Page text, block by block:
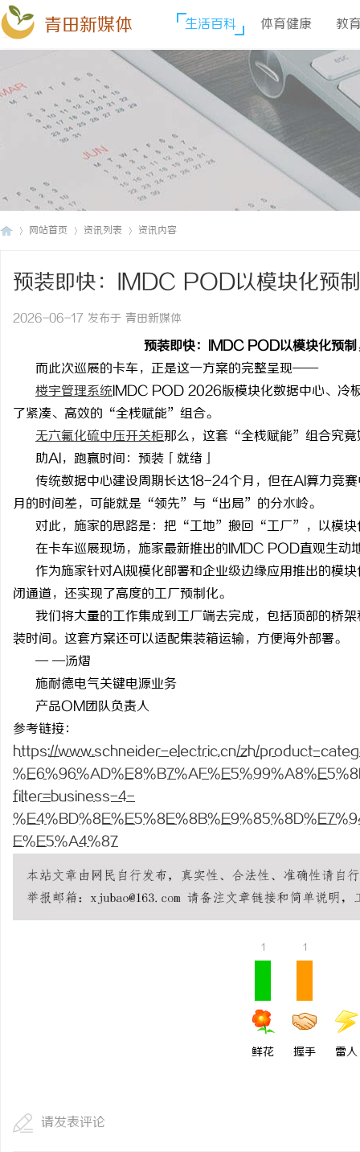
青田新媒体 生活百科 体育健康 教
网站首页 资讯列表 资讯内容
预装即快：IMDC POD以模块化预
个月
2026-06-17 发布于 青田新媒体
预装即快：
IMDC POD以模块化预
而此次巡展的卡车，正是这一方案的完整呈现——
楼宇管理系统 IMDC POD 2026版模块化数据中心、
了紧凑、高效的“全栈赋能”组合。
无六氟化硫中压开关柜那么，这套 “全栈赋能”组合究
助AI，跑赢时间：预装「就绪」
传统数据中心建设周期长达18-24个月，但在AI算力竞
月的时间差，可能就是“领先”与“出局”的分水岭。
对此，施家的思路是：把 “工地”搬回“工厂”，以模块
在卡车巡展现场，施家最新推出的 IMDC POD直观生动
作为施家针对AI规模化部署和企业级边缘应用推出的模
闭通道，还实现了高度的工厂预制化。
我们将大量的工作集成到工厂端去完成，包括顶部的桥
装时间。这套方案还可以适配集装箱运输，方便海外部署。
— —汤熠
施耐德电气关键电源业务
产品OM团队负责人
参考链接：
https://www.schneider-electric.cn/zh/product-
filter=business-4-
E%E5%A4%87
1
鲜花
1
握手 雷人
请发表评论
550FC45耐磨改性颗粒